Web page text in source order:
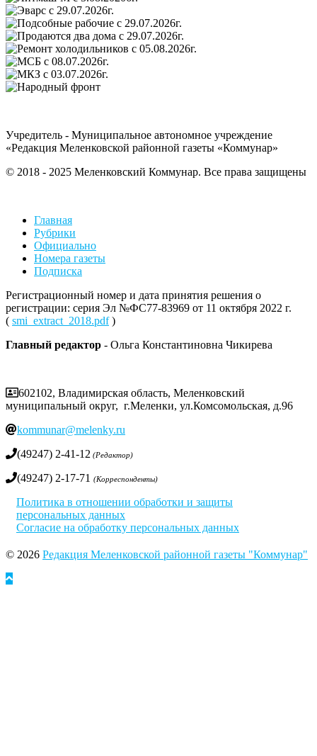
Учредитель - Муниципальное автономное учреждение
«Редакция Меленковской районной газеты «Коммунар»
© 2018 - 2025 Меленковский Коммунар. Все права защищены
Главная
Рубрики
Официально
Номера газеты
Подписка
Регистрационный номер и дата принятия решения о
регистрации: серия Эл №ФС77-83969 от 11 октября 2022 г.
( smi_extract_2018.pdf)
Главный редактор - Ольга Константиновна Чикирева
602102, Владимирская область, Меленковский
муниципальный округ, г.Меленки, ул.Комсомольская, д.96
kommunar@melenky.ru
(49247) 2-41-12 (Редактор)
(49247) 2-17-71 (Корреспонденты)
Политика в отношении обработки и защиты
персональных данных
Согласие на обработку персональных данных
© 2026 Редакция Меленковской районной газеты "Коммунар"